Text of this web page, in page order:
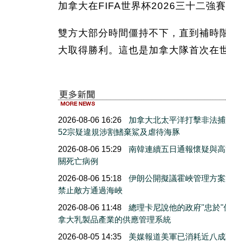
加拿大在FIFA世界杯2026三十二強
雙方大部分時間僵持不下，直到補
大取得勝利。這也是加拿大隊首次在
2026-08-06 16:26
加拿大北太平洋打擊非法
52宗疑違規涉割鰭棄鯊及虐待海豚
2026-08-06 15:29
南韓連續五日通報懷疑與
關死亡病例
2026-08-06 15:18
伊朗公開擬議霍峽管理方
禁止敵方通過海峽
2026-08-06 11:48
總理卡尼說他的政府''忠於''
拿大乳製品產業的供應管理系統
2026-08-05 14:35
美媒報道美軍已消耗近八